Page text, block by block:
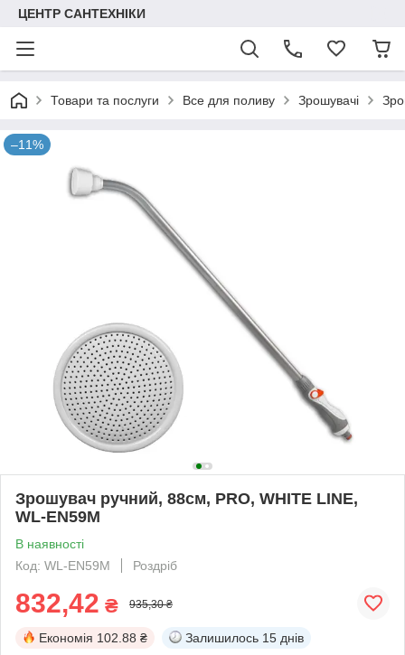
ЦЕНТР САНТЕХНІКИ
Товари та послуги Все для поливу Зрошувачі
–11%
Зрошувач ручний, 88см, PRO, WHITE LINE,
WL-EN59M
В наявності
Код: WL-EN59M
Роздріб
832,42 ₴ 935,30 ₴
Економія 102.88 ₴ Залишилось 15 днів